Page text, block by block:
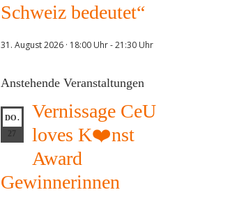
Schweiz bedeutet“
31. August 2026 · 18:00 Uhr-21:30 Uhr
Anstehende Veranstaltungen
DO.
27
Vernissage CeU
loves K❤️nst
Award
Gewinnerinnen